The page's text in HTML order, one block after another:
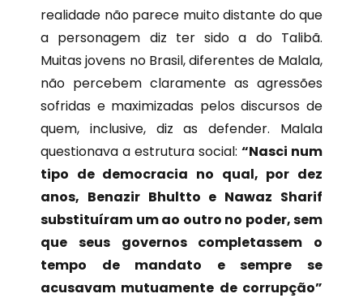
realidade não parece muito distante do que
a personagem diz ter sido a do Talibã.
Muitas jovens no Brasil, diferentes de Malala,
não percebem claramente as agressões
sofridas e maximizadas pelos discursos de
quem, inclusive, diz as defender. Malala
questionava a estrutura social: “Nasci num
tipo de democracia no qual, por dez
anos, Benazir Bhultto e Nawaz Sharif
substituíram um ao outro no poder, sem
que seus governos completassem o
tempo de mandato e sempre se
acusavam mutuamente de corrupção”